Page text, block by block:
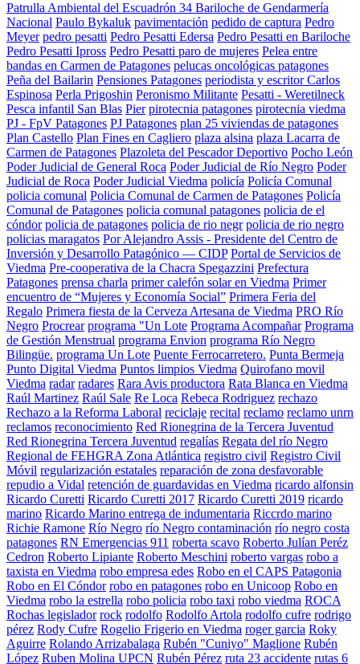
Patrulla Ambiental del Escuadrón 34 Bariloche de Gendarmería
Nacional Paulo Bykaluk pavimentación pedido de captura Pedro
Meyer pedro pesatti Pedro Pesatti Edersa Pedro Pesatti en Bariloche
Pedro Pesatti Ipross Pedro Pesatti paro de mujeres Pelea entre
bandas en Carmen de Patagones pelucas oncológicas patagones
Peña del Bailarin Pensiones Patagones periodista y escritor Carlos
Espinosa Perla Prigoshin Peronismo Militante Pesatti - Weretilneck
Pesca infantil San Blas Pier pirotecnia patagones pirotecnia viedma
PJ - FpV Patagones PJ Patagones plan 25 viviendas de patagones
Plan Castello Plan Fines en Cagliero plaza alsina plaza Lacarra de
Carmen de Patagones Plazoleta del Pescador Deportivo Pocho León
Poder Judicial de General Roca Poder Judicial de Río Negro Poder
Judicial de Roca Poder Judicial Viedma policía Policía Comunal
policia comunal Policia Comunal de Carmen de Patagones Policía
Comunal de Patagones policia comunal patagones policia de el
cóndor policia de patagones policia de rio negr policia de rio negro
policias maragatos Por Alejandro Assis - Presidente del Centro de
Inversión y Desarrollo Patagónico — CIDP Portal de Servicios de
Viedma Pre-cooperativa de la Chacra Spegazzini Prefectura
Patagones prensa charla primer calefón solar en Viedma Primer
encuentro de “Mujeres y Economía Social” Primera Feria del
Regalo Primera fiesta de la Cerveza Artesana de Viedma PRO Río
Negro Procrear programa "Un Lote Programa Acompañar Programa
de Gestión Menstrual programa Envion programa Río Negro
Bilingüe. programa Un Lote Puente Ferrocarretero. Punta Bermeja
Punto Digital Viedma Puntos limpios Viedma Quirofano movil
Viedma radar radares Rara Avis productora Rata Blanca en Viedma
Raúl Martinez Raúl Sale Re Loca Rebeca Rodriguez rechazo
Rechazo a la Reforma Laboral reciclaje recital reclamo reclamo unrn
reclamos reconocimiento Red Rionegrina de la Tercera Juventud
Red Rionegrina Tercera Juventud regalías Regata del río Negro
Regional de FEHGRA Zona Atlántica registro civil Registro Civil
Móvil regularización estatales reparación de zona desfavorable
repudio a Vidal retención de guardavidas en Viedma ricardo alfonsin
Ricardo Curetti Ricardo Curetti 2017 Ricardo Curetti 2019 ricardo
marino Ricardo Marino entrega de indumentaria Riccrdo marino
Richie Ramone Río Negro río Negro contaminación río negro costa
patagones RN Emergencias 911 roberta scavo Roberto Julían Peréz
Cedron Roberto Lipiante Roberto Meschini roberto vargas robo a
taxista en Viedma robo empresa edes Robo en el CAPS Patagonia
Robo en El Cóndor robo en patagones robo en Unicoop Robo en
Viedma robo la estrella robo policia robo taxi robo viedma ROCA
Rochas legislador rock rodolfo Rodolfo Artola rodolfo cufre rodrigo
pérez Rody Cufre Rogelio Frigerio en Viedma roger garcia Roky
Aguirre Rolando Arrizabalaga Rubén "Cuniyo" Maglione Rubén
López Ruben Molina UPCN Rubén Pérez ruta 23 accidente rutas 6